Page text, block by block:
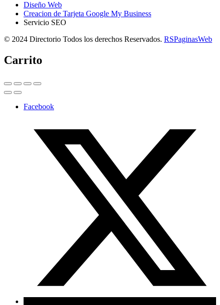
Diseño Web
Creacion de Tarjeta Google My Business
Servicio SEO
© 2024 Directorio Todos los derechos Reservados. RSPaginasWeb
Carrito
Facebook